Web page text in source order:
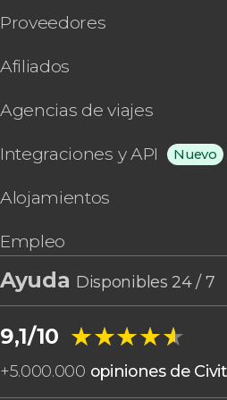
Proveedores
Afiliados
Agencias de viajes
Integraciones y API Nuevo
Alojamientos
Empleo
Ayuda Disponibles 24 / 7
9,1/10 ★★★★★
★★★★★
+5.000.000 opiniones de